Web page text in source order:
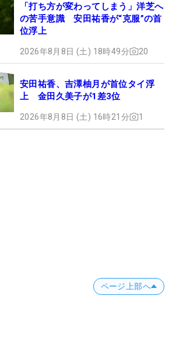
「打ち方が変わってしまう」洋芝へ
の苦手意識 安田祐香が“克服”の首
位浮上
2026年8月8日 (土) 18時49分 20
安田祐香、吉澤柚月が首位タイ浮
上 金田久美子が1差3位
2026年8月8日 (土) 16時21分 1
ページ上部へ